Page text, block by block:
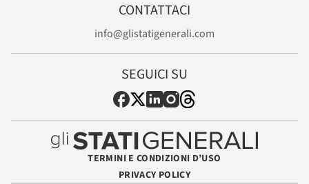
CONTATTACI
info@glistatigenerali.com
SEGUICI SU
TERMINI E CONDIZIONI D’USO
PRIVACY POLICY